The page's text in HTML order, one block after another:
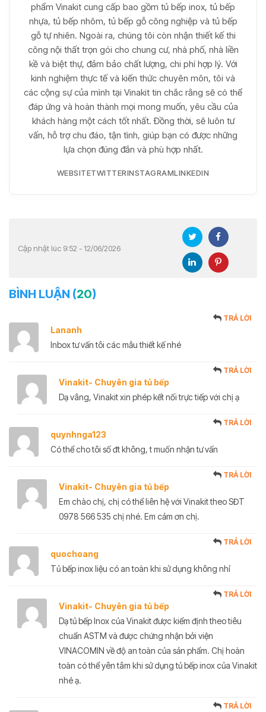
phẩm Vinakit cung cấp bao gồm tủ bếp inox, tủ bếp
nhựa, tủ bếp nhôm, tủ bếp gỗ công nghiệp và tủ bếp
gỗ tự nhiên. Ngoài ra, chúng tôi còn nhận thiết kế thi
công nội thất trọn gói cho chung cư, nhà phố, nhà liền
kề và biệt thự, đảm bảo chất lượng, chi phí hợp lý. Với
kinh nghiệm thực tế và kiến thức chuyên môn, tôi và
các cộng sự của mình tại Vinakit tin chắc rằng sẽ có thể
đáp ứng và hoàn thành mọi mong muốn, yêu cầu của
khách hàng một cách tốt nhất. Đồng thời, sẽ luôn tư
vấn, hỗ trợ chu đáo, tận tình, giúp bạn có được những
lựa chọn đúng đắn và phù hợp nhất.
WEBSITETWITTERINSTAGRAMLINKEDIN
Cập nhật lúc 9:52 - 12/06/2026
BÌNH LUẬN (20)
Lananh
TRẢ LỜI
Inbox tư vấn tôi các mẫu thiết kế nhé
Vinakit- Chuyên gia tủ bếp
TRẢ LỜI
Dạ vâng, Vinakit xin phép kết nối trực tiếp với chị ạ
quynhnga123
TRẢ LỜI
Có thể cho tôi số đt không, t muốn nhận tư vấn
Vinakit- Chuyên gia tủ bếp
TRẢ LỜI
Em chào chị, chị có thể liên hệ với Vinakit theo SĐT
0978 566 535 chị nhé. Em cảm ơn chị.
quochoang
TRẢ LỜI
Tủ bếp inox liệu có an toàn khi sử dụng không nhỉ
Vinakit- Chuyên gia tủ bếp
TRẢ LỜI
Dạ tủ bếp Inox của Vinakit được kiểm định theo tiêu
chuẩn ASTM và được chứng nhận bởi viện
VINACOMIN về độ an toàn của sản phẩm. Chị hoàn
toàn có thể yên tâm khi sử dụng tủ bếp inox của Vinakit
nhé ạ.
TRẢ LỜI